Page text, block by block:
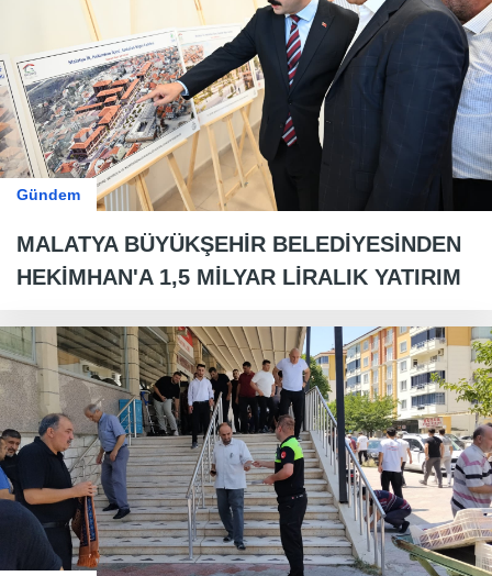
Gündem
MALATYA BÜYÜKŞEHİR BELEDİYESİNDEN
HEKİMHAN'A 1,5 MİLYAR LİRALIK YATIRIM